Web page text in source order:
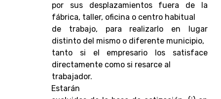
por sus desplazamientos fuera de la
fábrica, taller, oficina o centro habitual
de trabajo, para realizarlo en lugar
distinto del mismo o diferente municipio,
tanto si el empresario los satisface
directamente como si resarce al
trabajador.
Estarán